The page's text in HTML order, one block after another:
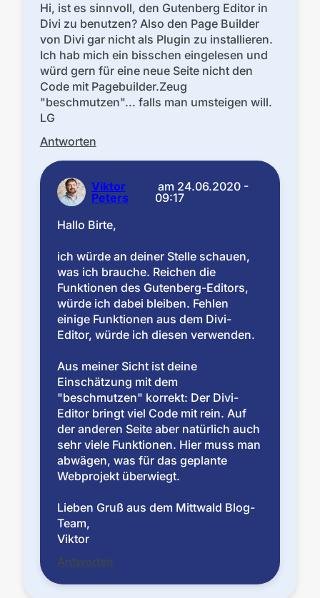
Hi, ist es sinnvoll, den Gutenberg Editor in
Divi zu benutzen? Also den Page Builder
von Divi gar nicht als Plugin zu installieren.
Ich hab mich ein bisschen eingelesen und
würd gern für eine neue Seite nicht den
Code mit Pagebuilder.Zeug
"beschmutzen"... falls man umsteigen will.
LG
Antworten
Viktor
Peters
am 24.06.2020 -
09:17
Hallo Birte,
ich würde an deiner Stelle schauen,
was ich brauche. Reichen die
Funktionen des Gutenberg-Editors,
würde ich dabei bleiben. Fehlen
einige Funktionen aus dem Divi-
Editor, würde ich diesen verwenden.
Aus meiner Sicht ist deine
Einschätzung mit dem
"beschmutzen" korrekt: Der Divi-
Editor bringt viel Code mit rein. Auf
der anderen Seite aber natürlich auch
sehr viele Funktionen. Hier muss man
abwägen, was für das geplante
Webprojekt überwiegt.
Lieben Gruß aus dem Mittwald Blog-
Team,
Viktor
Antworten